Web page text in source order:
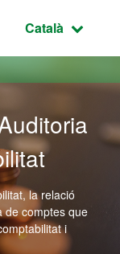
Idioma
Català
la relació
de comptes que
i